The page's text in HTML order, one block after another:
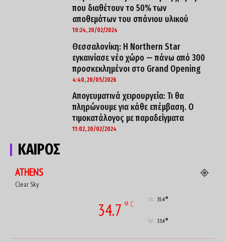
που διαθέτουν το 50% των
αποθεμάτων του σπάνιου υλικού
10:24, 20/02/2024
Θεσσαλονίκη: Η Northern Star
εγκαινίασε νέο χώρο — πάνω από 300
προσκεκλημένοι στο Grand Opening
4:40, 20/05/2026
Απογευματινά χειρουργεία: Τι θα
πληρώνουμε για κάθε επέμβαση. O
τιμοκατάλογος με παραδείγματα
11:02, 20/02/2024
ΚΑΙΡΟΣ
ATHENS
Clear Sky
34.7° C 35.4°
33.4°